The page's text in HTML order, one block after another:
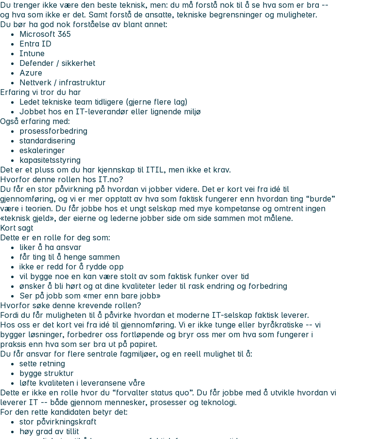
Du trenger ikke være den beste teknisk, men: du må forstå nok til å se hva som er bra --
og hva som ikke er det. Samt forstå de ansatte, tekniske begrensninger og muligheter.
Du bør ha god nok forståelse av blant annet:
Microsoft 365
Entra ID
Intune
Defender / sikkerhet
Azure
Nettverk / infrastruktur
Erfaring vi tror du har
Ledet tekniske team tidligere (gjerne flere lag)
Jobbet hos en IT-leverandør eller lignende miljø
Også erfaring med:
prosessforbedring
standardisering
eskaleringer
kapasitetsstyring
Det er et pluss om du har kjennskap til ITIL, men ikke et krav.
Hvorfor denne rollen hos IT.no?
Du får en stor påvirkning på hvordan vi jobber videre. Det er kort vei fra idé til
gjennomføring, og vi er mer opptatt av hva som faktisk fungerer enn hvordan ting “burde”
være i teorien. Du får jobbe hos et ungt selskap med mye kompetanse og omtrent ingen
«teknisk gjeld», der eierne og lederne jobber side om side sammen mot målene.
Kort sagt
Dette er en rolle for deg som:
liker å ha ansvar
får ting til å henge sammen
ikke er redd for å rydde opp
vil bygge noe en kan være stolt av som faktisk funker over tid
ønsker å bli hørt og at dine kvaliteter leder til rask endring og forbedring
Ser på jobb som «mer enn bare jobb»
Hvorfor søke denne krevende rollen?
Fordi du får muligheten til å påvirke hvordan et moderne IT-selskap faktisk leverer.
Hos oss er det kort vei fra idé til gjennomføring. Vi er ikke tunge eller byråkratiske -- vi
bygger løsninger, forbedrer oss fortløpende og bryr oss mer om hva som fungerer i
praksis enn hva som ser bra ut på papiret.
Du får ansvar for flere sentrale fagmiljøer, og en reell mulighet til å:
sette retning
bygge struktur
løfte kvaliteten i leveransene våre
Dette er ikke en rolle hvor du “forvalter status quo”. Du får jobbe med å utvikle hvordan vi
leverer IT -- både gjennom mennesker, prosesser og teknologi.
For den rette kandidaten betyr det:
stor påvirkningskraft
høy grad av tillit